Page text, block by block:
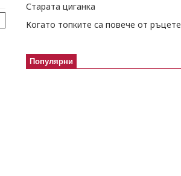
Старата циганка
Когато топките са повече от ръцете
Популярни